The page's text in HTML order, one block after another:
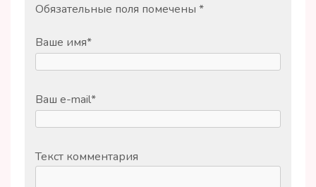
Обязательные поля помечены *
Ваше имя*
Ваш e-mail*
Текст комментария